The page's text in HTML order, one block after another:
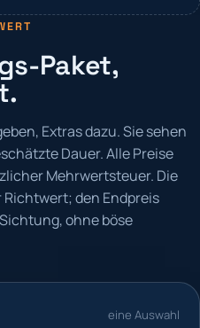
Paket,
Extras dazu. Sie sehen
Dauer. Alle Preise
Mehrwertsteuer. Die
den Endpreis
ohne böse
eine Auswahl